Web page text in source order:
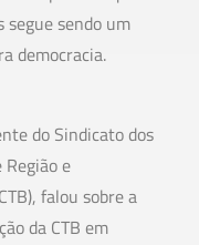
segue sendo um
democracia.
do Sindicato dos
e
falou sobre a
da CTB em